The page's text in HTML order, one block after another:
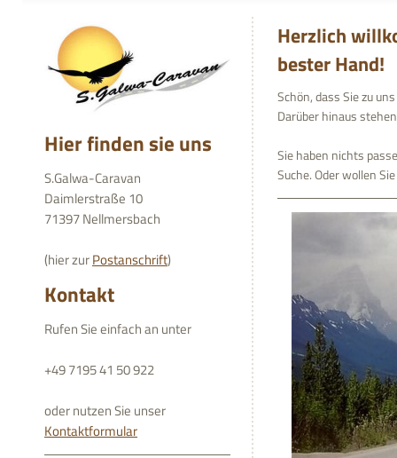
Hier finden sie uns
S.Galwa-Caravan
Daimlerstraße 10
71397 Nellmersbach
(hier zurPostanschrift)
Kontakt
Rufen Sie einfach an unter
+49 7195 41 50 922
oder nutzen Sie unser
Kontaktformular
Herzlich
bester Hand!
Schön, dass Sie zu
Darüber hinaus
Sie haben nichts
Suche. Oder wollen